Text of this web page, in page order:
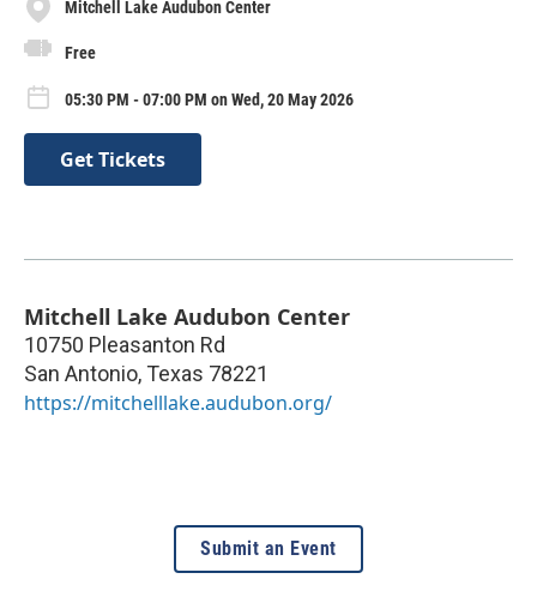
Mitchell Lake Audubon Center
Free
05:30 PM - 07:00 PM on Wed, 20 May 2026
Get Tickets
Mitchell Lake Audubon Center
10750 Pleasanton Rd
San Antonio, Texas 78221
https://mitchelllake.audubon.org/
Submit an Event